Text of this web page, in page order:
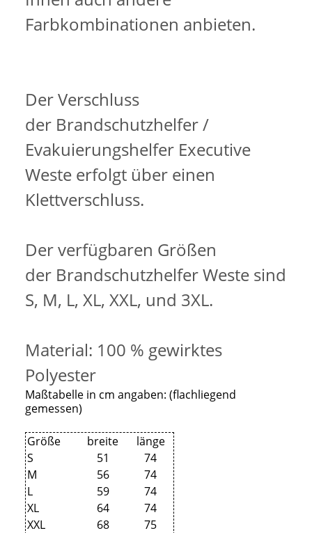
Farbkombinationen anbieten.
Der Verschluss
der Brandschutzhelfer /
Evakuierungshelfer Executive
Weste erfolgt über einen
Klettverschluss.
Der verfügbaren Größen
der Brandschutzhelfer Weste sind
S, M, L, XL, XXL, und 3XL.
Material: 100 % gewirktes
Polyester
Maßtabelle in cm angaben: (flachliegend
gemessen)
Größe breite
länge
S
51
74
M
56
74
L
59
74
XL
64
74
XXL
68
75